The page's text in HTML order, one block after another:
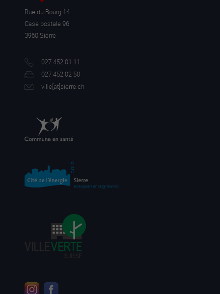
Rue du Bourg 14
Case postale 96
3960 Sierre
027 452 01 11
027 452 02 50
ville[at]sierre.ch